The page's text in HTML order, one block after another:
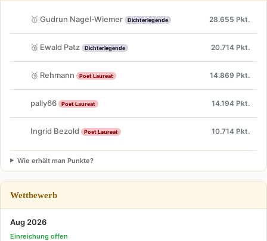
🥇 Gudrun Nagel-Wiemer Dichterlegende 28.655 Pkt.
🥈 Ewald Patz Dichterlegende 20.714 Pkt.
🥉 Rehmann Poet Laureat 14.869 Pkt.
pally66 Poet Laureat 14.194 Pkt.
Ingrid Bezold Poet Laureat 10.714 Pkt.
Wie erhält man Punkte?
Wettbewerb
Aug 2026
Einreichung offen